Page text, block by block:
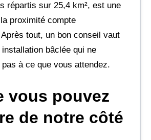
répartis sur 25,4 km², est une
proximité compte
tout, un bon conseil vaut
installation bâclée qui ne
à ce que vous attendez.
vous pouvez
de notre côté